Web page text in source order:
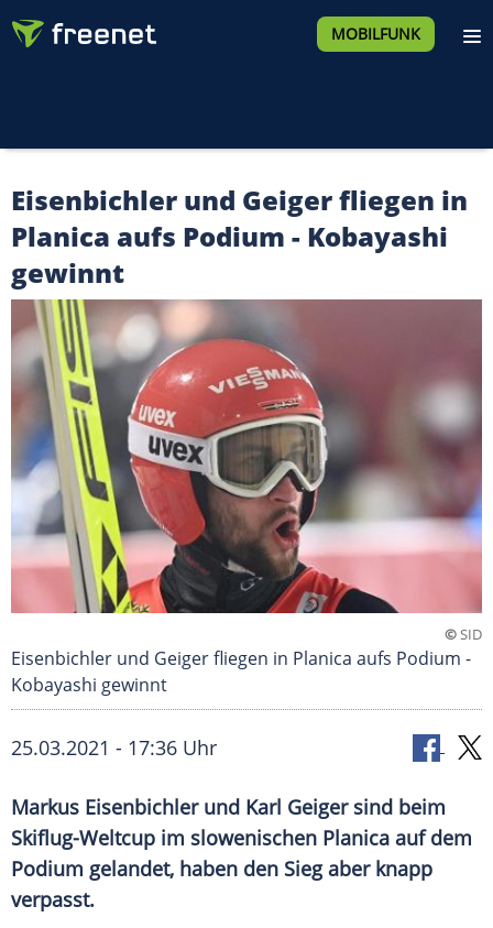
MOBILFUNK
Eisenbichler und Geiger fliegen in
Planica aufs Podium - Kobayashi
gewinnt
©SID
Eisenbichler und Geiger fliegen in Planica aufs Podium -
Kobayashi gewinnt
25.03.2021 - 17:36 Uhr
Markus Eisenbichler und Karl Geigersind beim
Skiflug-Weltcup im slowenischen Planica auf dem
Podium gelandet, haben den Sieg aber knapp
verpasst.